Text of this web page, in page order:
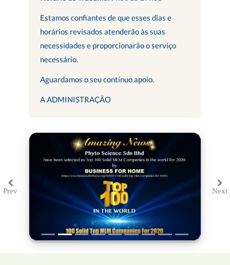
Estamos confiantes de que esses dias e
horários revisados atenderão às suas
necessidades e proporcionarão o serviço
necessário.
Aguardamos o seu contínuo apoio.
A ADMINISTRAÇÃO
PrevPrevious Next